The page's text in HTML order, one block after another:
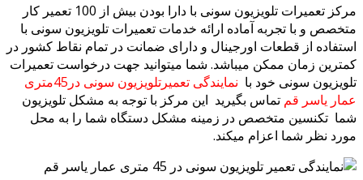
مرکز تعمیرات تلویزیون سونی با دارا بودن بیش از 100 تعمیر کار
و با تجربه آماده ارائه خدمات تعمیرات تلویزیون سونی با
از قطعات اورجینال و دارای ضمانت در تمام نقاط کشور در
زمان ممکن میباشد. شما میتوانید جهت درخواست تعمیرات
سونی خود با
نمایندگی تعمیرتلویزیون سونی در45متری
یاسر قمتماس بگیرید این مرکز با توجه به مشکل تلویزیون
تکنسین متخصص در زمینه مشکل دستگاه شما را به محل
نظر شما اعزام میکند.